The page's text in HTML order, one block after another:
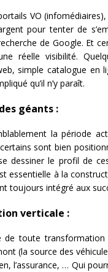
VO
pour tenter de
de Google. Et
réelle visibilité.
simple catalogue en
qu’il n’y paraît.
géants :
la période
sont bien
dessiner le profil de
essentielle à la
toujours intégré aux
verticale :
de toute
(la source des
l’assurance, … Qui